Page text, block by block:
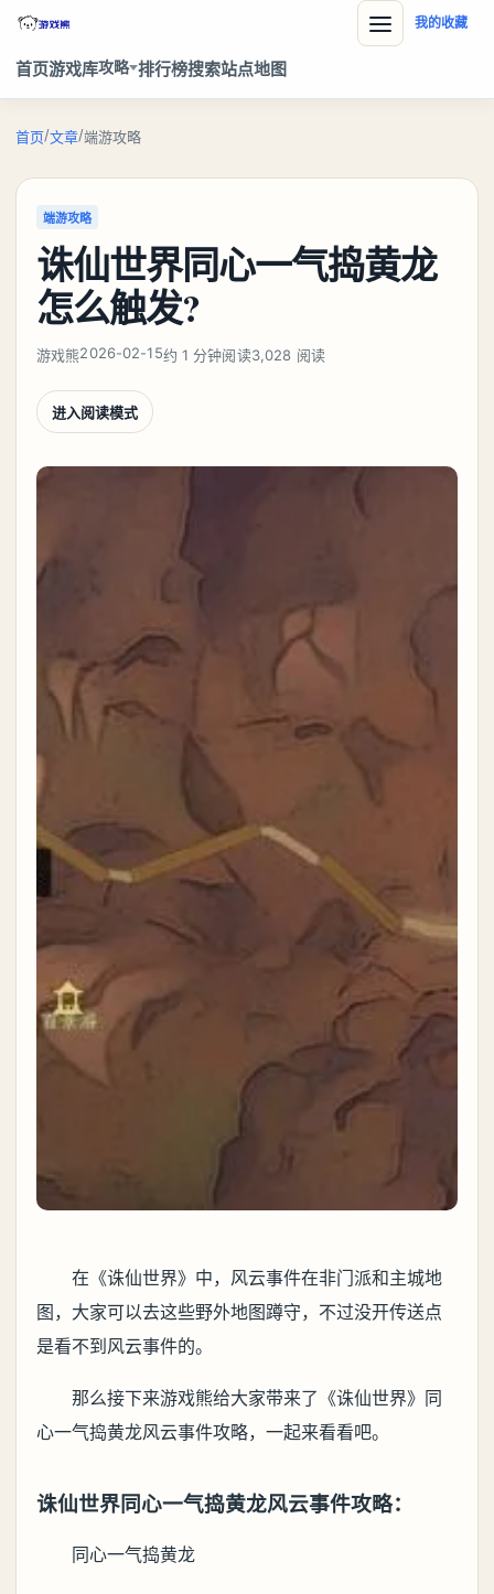
首页游戏库攻略 排行榜搜索站点地图
我的收藏
首页/文章/端游攻略
端游攻略
诛仙世界同心一气捣黄龙
怎么触发?
游戏熊2026-02-15约 1 分钟阅读3,028 阅读
进入阅读模式
在《诛仙世界》中，风云事件在非门派和主城地
图，大家可以去这些野外地图蹲守，不过没开传送点
是看不到风云事件的。
那么接下来游戏熊给大家带来了《诛仙世界》同
心一气捣黄龙风云事件攻略，一起来看看吧。
诛仙世界同心一气捣黄龙风云事件攻略：
同心一气捣黄龙